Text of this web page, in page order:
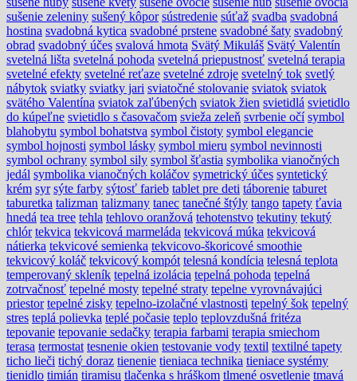
sušenie zeleniny sušený kôpor sústredenie súťaž svadba svadobná
hostina svadobná kytica svadobné prstene svadobné šaty svadobný
obrad svadobný účes svalová hmota Svätý Mikuláš Svätý Valentín
svetelná lišta svetelná pohoda svetelná priepustnosť svetelná terapia
svetelné efekty svetelné reťaze svetelné zdroje svetelný tok svetlý
nábytok sviatky sviatky jari sviatočné stolovanie sviatok sviatok
svätého Valentína sviatok zaľúbených sviatok žien svietidlá svietidlo
do kúpeľne svietidlo s časovačom svieža zeleň svrbenie očí symbol
blahobytu symbol bohatstva symbol čistoty symbol elegancie
symbol hojnosti symbol lásky symbol mieru symbol nevinnosti
symbol ochrany symbol sily symbol šťastia symbolika vianočných
jedál symbolika vianočných koláčov symetrický účes syntetický
krém syr sýte farby sýtosť farieb tablet pre deti táborenie taburet
taburetka talizman talizmany tanec tanečné štýly tango tapety ťavia
hnedá tea tree tehla tehlovo oranžová tehotenstvo tekutiny tekutý
chlór tekvica tekvicová marmeláda tekvicová múka tekvicová
nátierka tekvicové semienka tekvicovo-škoricové smoothie
tekvicový koláč tekvicový kompót telesná kondícia telesná teplota
temperovaný skleník tepelná izolácia tepelná pohoda tepelná
zotrvačnosť tepelné mosty tepelné straty tepelne vyrovnávajúci
priestor tepelné zisky tepelno-izolačné vlastnosti tepelný šok tepelný
stres teplá polievka teplé počasie teplo teplovzdušná fritéza
tepovanie tepovanie sedačky terapia farbami terapia smiechom
terasa termostat tesnenie okien testovanie vody textil textilné tapety
ticho lieči tichý doraz tienenie tieniaca technika tieniace systémy
tienidlo timián tiramisu tlačenka s hráškom tlmené osvetlenie tmavá